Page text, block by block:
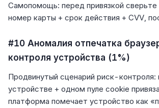
Самопомощь: перед привязкой сверьте
номер карты + срок действия + CVV,
#10 Аномалия отпечатка
контроля устройства (1%)
Продвинутый сценарий риск-контроля:
устройстве + одном пуле cookie
платформа помечает устройство как